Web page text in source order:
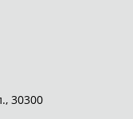
30300